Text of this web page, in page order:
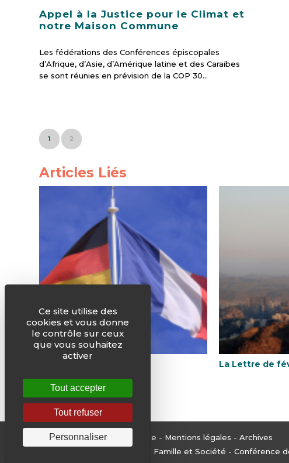
Appel à la Justice pour le Climat et
notre Maison Commune
Les fédérations des Conférences épiscopales
d’Afrique, d’Asie, d’Amérique latine et des Caraïbes
se sont réunies en prévision de la COP 30…
1 2
Articles Liés
La Lettre de
© Justice & Paix - Plan du site - Mentions légales - Archives
Edité par le Service National Famille et Société - Conférence
Ce site utilise des
cookies et vous donne
le contrôle sur ceux
que vous souhaitez
activer
Tout accepter
Tout refuser
Personnaliser